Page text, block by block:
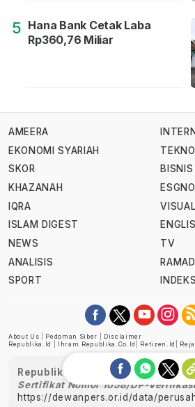
5 Hana Bank Cetak Laba
Rp360,76 Miliar
AMEERA
EKONOMI SYARIAH
SKOR
KHAZANAH
IQRA
ISLAM DIGEST
NEWS
ANALISIS
SPORT
TEKNO
VISUAL
TV
INDEKS
About Us Pedoman Siber
Disclaimer
Republika.id
Ihram.republika.co.id Retizen.id
Republika telah diverifikasi oleh
Sertifikat Nomor 1058/DP-
https://dewanpers.or.id/data/